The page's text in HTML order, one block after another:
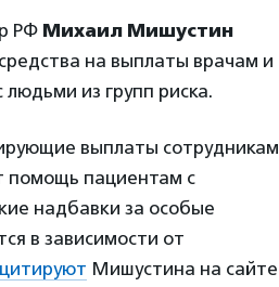
РФ Михаил Мишустин
на выплаты врачам и
из групп риска.
выплаты сотрудникам
помощь пациентам с
надбавки за особые
в зависимости от
цитируют Мишустина на сайте